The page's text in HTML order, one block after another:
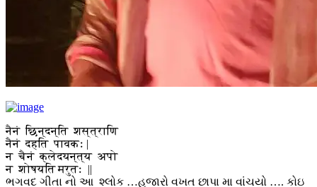
नैनं छिन्दन्ति शस्त्राणि
नैनं दहति पावकः |
न चैनं क्लेदयन्त्य अपो
न शोषयति मरुतः ||
ભગવદ ગીતા નો આ શ્લોક …હજારો વખત છાપા મા વાંચયો …. કોઇ